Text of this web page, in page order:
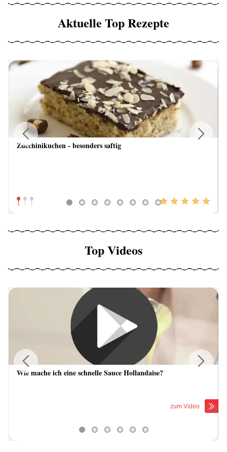
Aktuelle Top Rezepte
Zucchinikuchen - besonders saftig
Previous
Top Videos
Wie mache ich eine schnelle Sauce Hollandaise?
zum Video
Previous